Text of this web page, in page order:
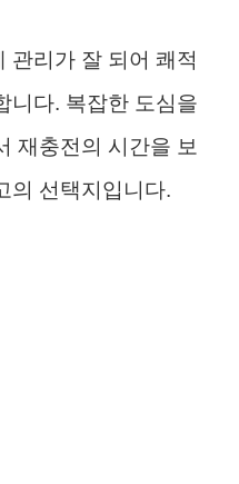
관리가 잘 되어 쾌적
니다. 복잡한 도심을
재충전의 시간을 보
의 선택지입니다.